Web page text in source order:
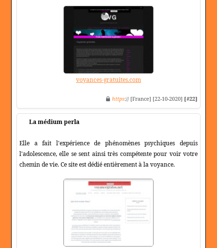
voyances-gratuites.com
https:// [France] [22-10-2020] [#22]
La médium perla
Elle a fait l'expérience de phénomènes psychiques depuis
l'adolescence, elle se sent ainsi très compétente pour voir votre
chemin de vie. Ce site est dédié entièrement à la voyance.